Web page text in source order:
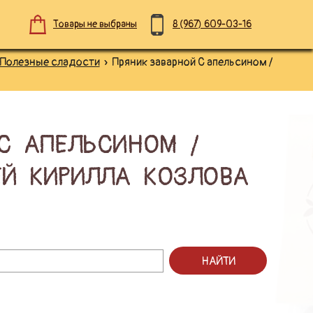
8 (967) 609-03-16
Товары не выбраны
Полезные сладости» Пряник заварной С апельсином /
АПЕЛЬСИНОМ /
КИРИЛЛА КОЗЛОВА
НАЙТИ